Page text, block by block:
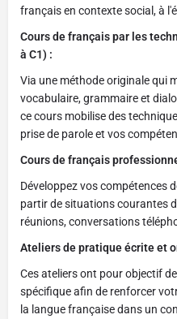
français en contexte social, à
Cours de français par les
à C1) :
Via une méthode originale qui
vocabulaire, grammaire et
ce cours mobilise des
prise de parole et vos
Cours de français
Développez vos compétences
partir de situations courantes
réunions, conversations
Ateliers de pratique écrite et
Ces ateliers ont pour objectif
spécifique afin de renforcer
la langue française dans un